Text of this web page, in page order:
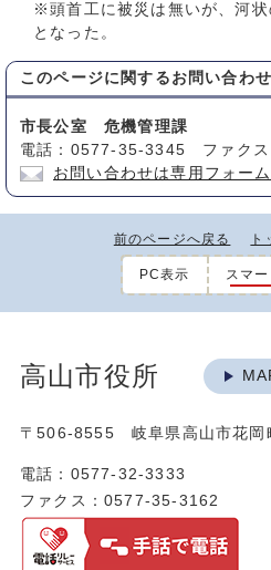
※頭首工に被災は無いが、河
となった。
このページに関する お問い合わせ
市長公室 危機管理課
電話：0577-35-3345 ファク
お問い合わせは専用フォー
前のページへ戻る ト
PC表示 スマ
高山市役所
〒506-8555 岐阜県高山市花
電話：0577-32-3333
ファクス：0577-35-3162